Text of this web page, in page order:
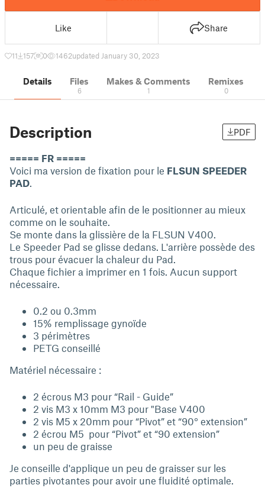
Like Share
11 157 0 1462updated January 30, 2023
Details Files
6
Makes & Comments
1
Remixes
0
Description PDF
===== FR =====
Voici ma version de fixation pour le FLSUN SPEEDER
PAD.
Articulé, et orientable afin de le positionner au mieux
comme on le souhaite.
Se monte dans la glissière de la FLSUN V400.
Le Speeder Pad se glisse dedans. L'arrière possède des
trous pour évacuer la chaleur du Pad.
Chaque fichier a imprimer en 1 fois. Aucun support
nécessaire.
0.2 ou 0.3mm
15% remplissage gynoïde
3 périmètres
PETG conseillé
Matériel nécessaire :
2 écrous M3 pour “Rail - Guide”
2 vis M3 x 10mm M3 pour "Base V400
2 vis M5 x 20mm pour “Pivot” et “90° extension”
2 écrou M5 pour “Pivot” et “90 extension”
un peu de graisse
Je conseille d'applique un peu de graisser sur les
parties pivotantes pour avoir une fluidité optimale.